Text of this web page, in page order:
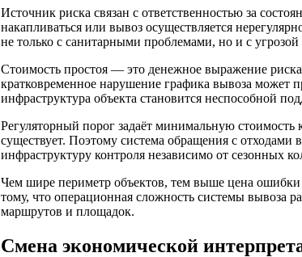
Источник риска связан с ответственностью за
накапливаться или вывоз осуществляется
не только с санитарными проблемами, но и с угрозой
Стоимость простоя — это денежное выражение
кратковременное нарушение графика вывоза может
инфраструктура объекта становится неспособной
Регуляторный порог задаёт минимальную стоимость
существует. Поэтому система обращения с
инфраструктуру контроля независимо от сезонных
Чем шире периметр объектов, тем выше цена
тому, что операционная сложность системы вывоза
маршрутов и площадок.
Смена экономической